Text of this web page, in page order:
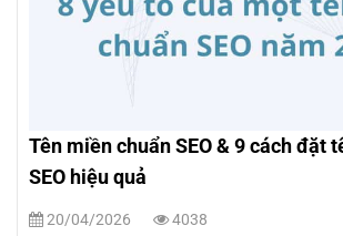
Tên miền chuẩn SEO & 9 cách đặt
SEO hiệu quả
20/04/2026 4038